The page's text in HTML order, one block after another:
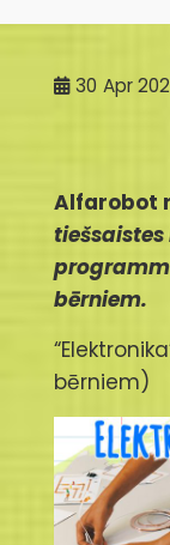
30 Apr
Alfarobot
bērniem.
bērniem)